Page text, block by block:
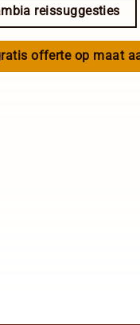
reissuggesties
offerte op maat